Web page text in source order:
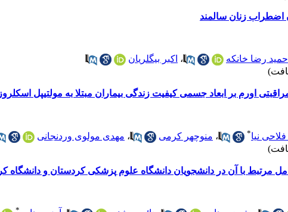
اضطراب زنان سالمند
حمید رضا خانکه ، اکبر بیگلریان
اورم بر ابعاد جسمی کیفیت زندگی بیماران مبتلا به مولتیپل
نیا* ، منوچهر کرمی ، مهدی مولوی وردنجانی
با آن در دانشجویان دانشگاه علوم پزشکی کردستان و دانشگاه
*